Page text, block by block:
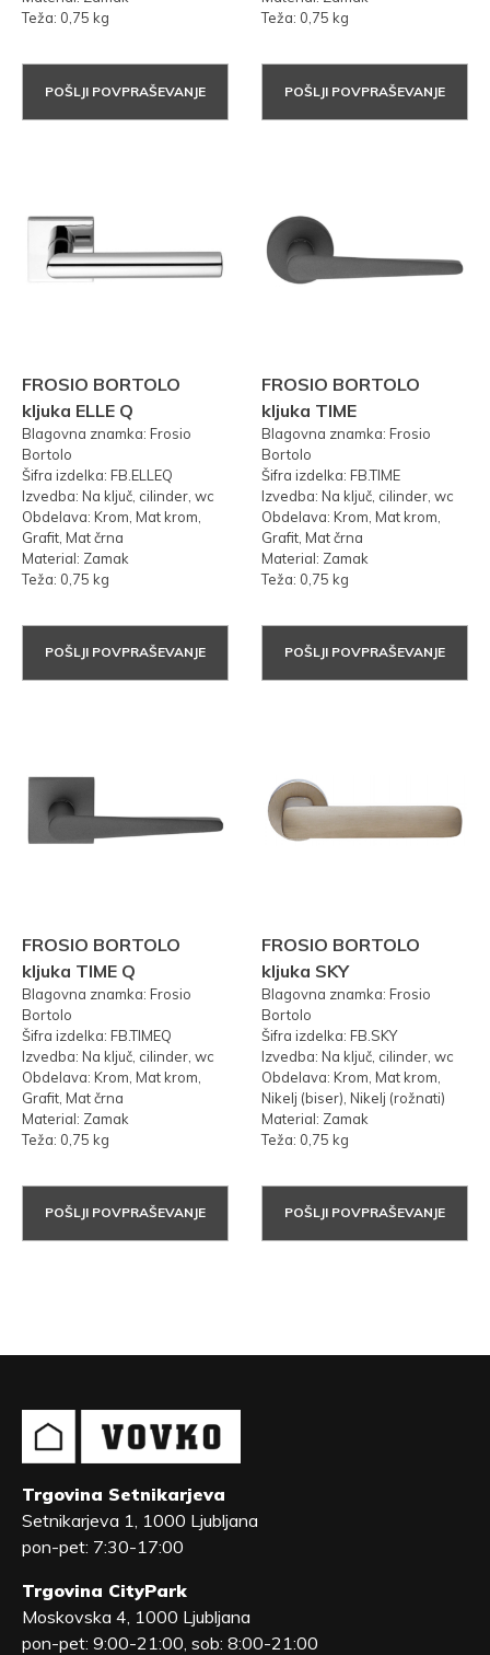
Teža: 0,75 kg
POŠLJI POVPRAŠEVANJE
Teža: 0,75 kg
POŠLJI POVPRAŠEVANJE
FROSIO BORTOLO
kljuka ELLE Q
Blagovna znamka: Frosio
Bortolo
Šifra izdelka: FB.ELLEQ
Izvedba: Na ključ, cilinder, wc
Obdelava: Krom, Mat krom,
Grafit, Mat črna
Material: Zamak
Teža: 0,75 kg
POŠLJI POVPRAŠEVANJE
FROSIO BORTOLO
kljuka TIME
Blagovna znamka: Frosio
Bortolo
Šifra izdelka: FB.TIME
Izvedba: Na ključ, cilinder, wc
Obdelava: Krom, Mat krom,
Grafit, Mat črna
Material: Zamak
Teža: 0,75 kg
POŠLJI POVPRAŠEVANJE
FROSIO BORTOLO
kljuka TIME Q
Blagovna znamka: Frosio
Bortolo
Šifra izdelka: FB.TIMEQ
Izvedba: Na ključ, cilinder, wc
Obdelava: Krom, Mat krom,
Grafit, Mat črna
Material: Zamak
Teža: 0,75 kg
POŠLJI POVPRAŠEVANJE
FROSIO BORTOLO
kljuka SKY
Blagovna znamka: Frosio
Bortolo
Šifra izdelka: FB.SKY
Izvedba: Na ključ, cilinder, wc
Obdelava: Krom, Mat krom,
Nikelj (biser), Nikelj (rožnati)
Material: Zamak
Teža: 0,75 kg
POŠLJI POVPRAŠEVANJE
Trgovina Setnikarjeva
Setnikarjeva 1, 1000 Ljubljana
pon-pet: 7:30-17:00
Trgovina CityPark
Moskovska 4, 1000 Ljubljana
pon-pet: 9:00-21:00, sob: 8:00-21:00